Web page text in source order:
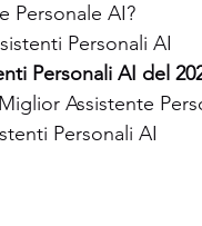
Personale AI?
Personali AI
Personali AI del
Assistente
Personali AI